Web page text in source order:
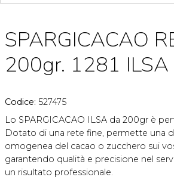
SPARGICACAO
200gr. 1281 ILSA
Codice: 527475
Lo SPARGICACAO ILSA da 200gr è
Dotato di una rete fine, permette una
omogenea del cacao o zucchero sui
garantendo qualità e precisione nel
un risultato professionale.